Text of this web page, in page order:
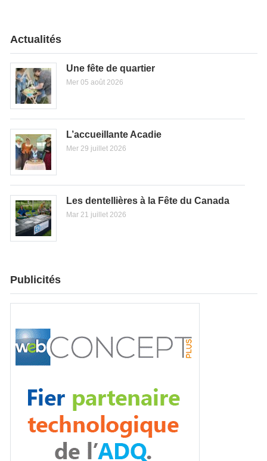
Actualités
Une fête de quartier
Mer 05 août 2026
L’accueillante Acadie
Mer 29 juillet 2026
Les dentellières à la Fête du Canada
Mar 21 juillet 2026
Publicités